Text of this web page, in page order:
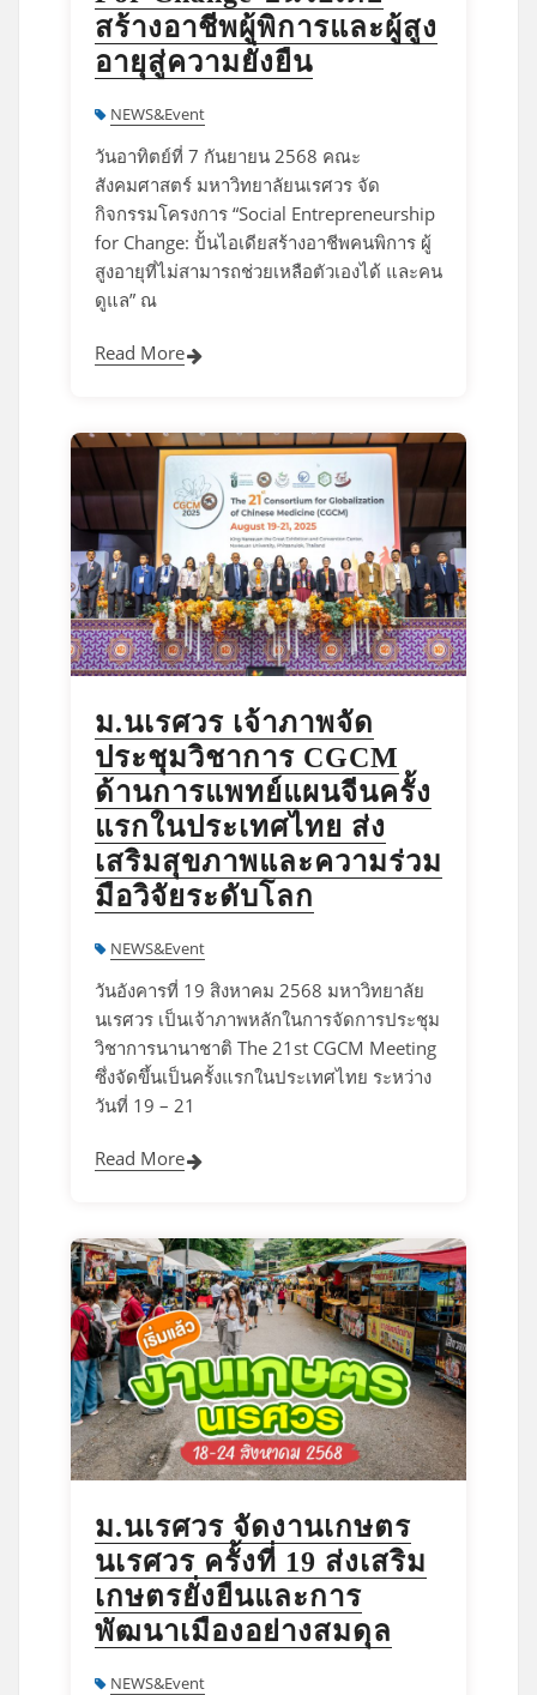
สร้างอาชีพผู้พิการและผู้สูง
อายุสู่ความยั่งยืน
NEWS&Event
วันอาทิตย์ที่ 7 กันยายน 2568 คณะ
สังคมศาสตร์ มหาวิทยาลัยนเรศวร จัด
กิจกรรมโครงการ “Social Entrepreneurship
for Change: ปั้นไอเดียสร้างอาชีพคนพิการ ผู้
สูงอายุที่ไม่สามารถช่วยเหลือตัวเองได้ และคน
ดูแล” ณ
Read More
ม.นเรศวร เจ้าภาพจัด
ประชุมวิชาการ CGCM
ด้านการแพทย์แผนจีนครั้ง
แรกในประเทศไทย ส่ง
เสริมสุขภาพและความร่วม
มือวิจัยระดับโลก
NEWS&Event
วันอังคารที่ 19 สิงหาคม 2568 มหาวิทยาลัย
นเรศวร เป็นเจ้าภาพหลักในการจัดการประชุม
วิชาการนานาชาติ The 21st CGCM Meeting
ซึ่งจัดขึ้นเป็นครั้งแรกในประเทศไทย ระหว่าง
วันที่ 19 – 21
Read More
ม.นเรศวร จัดงานเกษตร
นเรศวร ครั้งที่ 19 ส่งเสริม
เกษตรยั่งยืนและการ
พัฒนาเมืองอย่างสมดุล
NEWS&Event